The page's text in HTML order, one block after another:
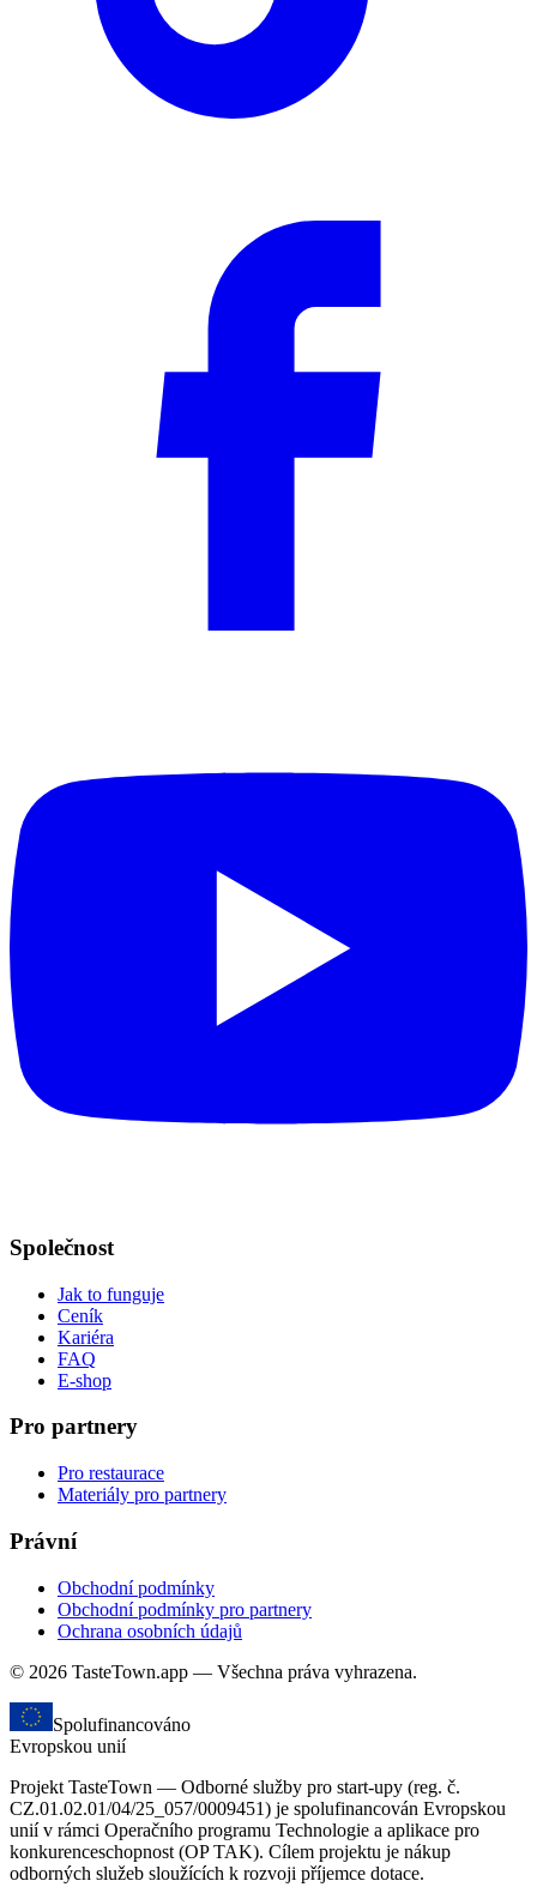
Společnost
Jak to funguje
Ceník
Kariéra
FAQ
E-shop
Pro partnery
Pro restaurace
Materiály pro partnery
Právní
Obchodní podmínky
Obchodní podmínky pro partnery
Ochrana osobních údajů
© 2026 TasteTown.app — Všechna práva vyhrazena.
Spolufinancováno
Evropskou unií
Projekt TasteTown — Odborné služby pro start-upy (reg. č.
CZ.01.02.01/04/25_057/0009451) je spolufinancován Evropskou
unií v rámci Operačního programu Technologie a aplikace pro
konkurenceschopnost (OP TAK). Cílem projektu je nákup
odborných služeb sloužících k rozvoji příjemce dotace.